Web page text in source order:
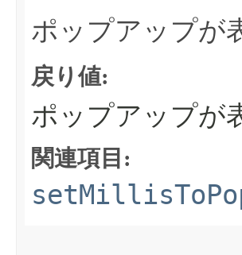
ポップアップが
戻り値:
ポップアップが
関連項目: